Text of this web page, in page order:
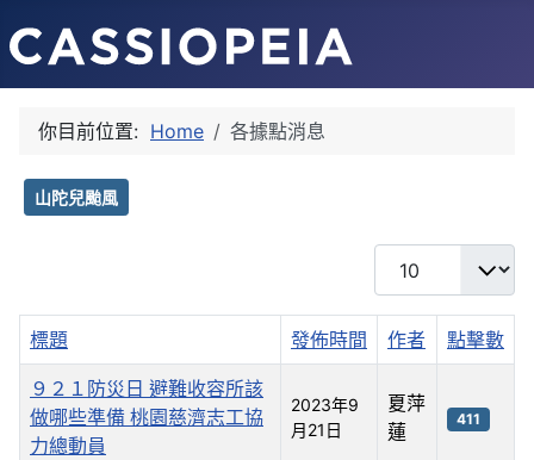
你目前位置: Home 各據點消息
山陀兒颱風
每頁顯示條數
標題 發佈時間 作者 點擊數
９２１防災日 避難收容所該
做哪些準備 桃園慈濟志工協
力總動員
2023年9
月21日
夏萍
蓮
411